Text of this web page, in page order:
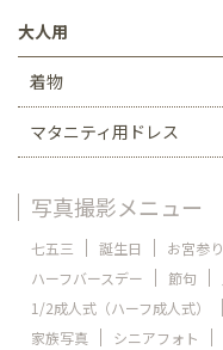
大人用
着物
マタニティ用ドレス
写真撮影メニュー
七五三 誕生日 お宮参り
ハーフバースデー
節句
1/2成人式（ハーフ成人式）
家族写真
シニアフォト